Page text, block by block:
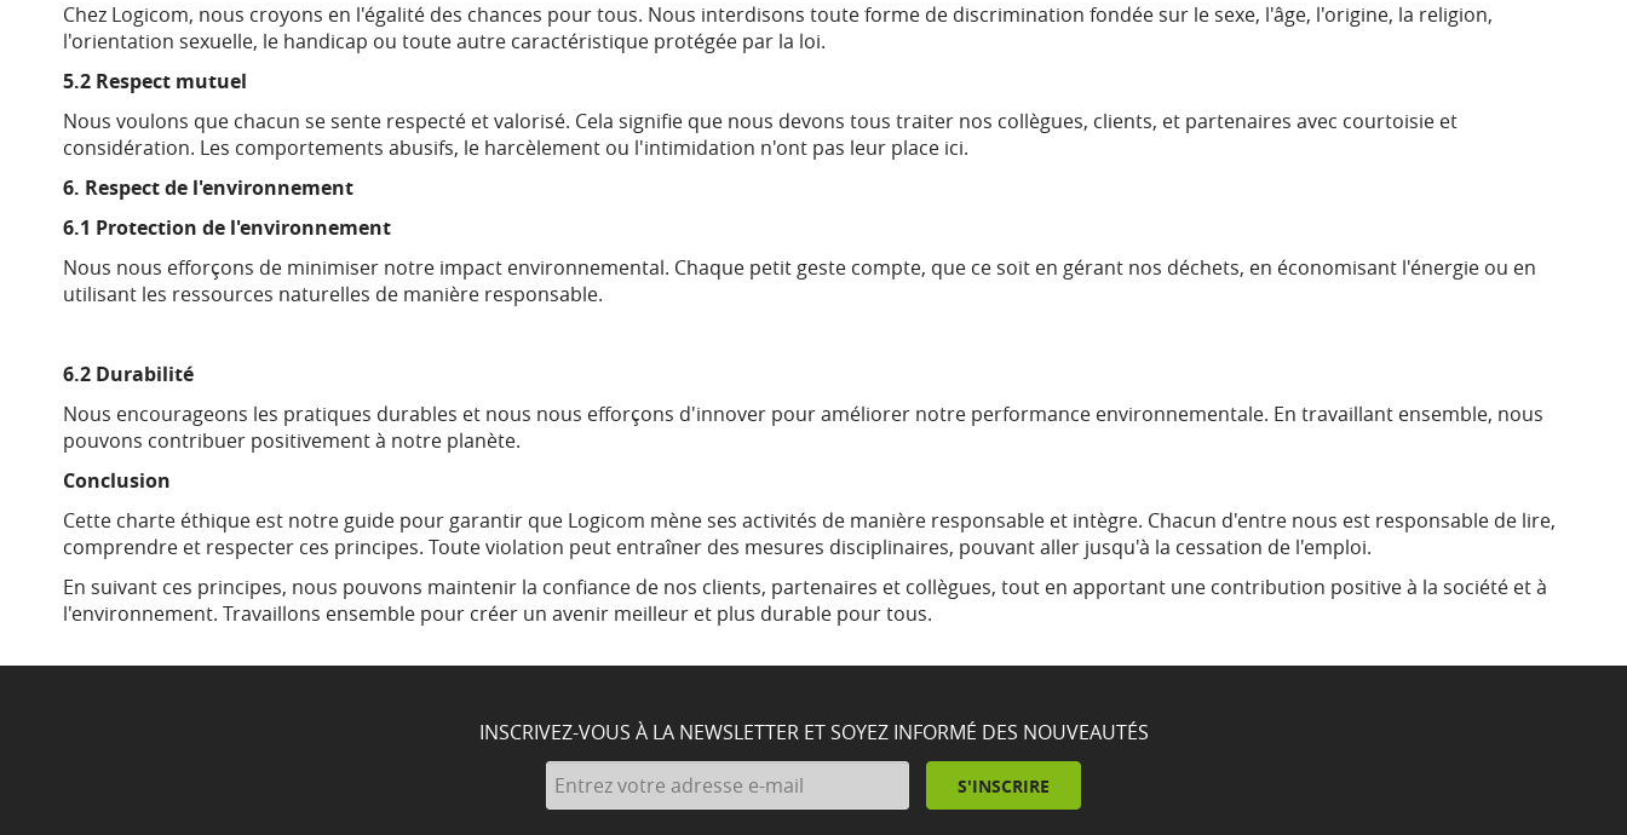
Chez Logicom, nous croyons en l'égalité des chances pour tous. Nous interdisons toute forme de discrimination fondée sur le sexe, l'âge, l'origine, la religion,
l'orientation sexuelle, le handicap ou toute autre caractéristique protégée par la loi.
5.2 Respect mutuel
Nous voulons que chacun se sente respecté et valorisé. Cela signifie que nous devons tous traiter nos collègues, clients, et partenaires avec courtoisie et
considération. Les comportements abusifs, le harcèlement ou l'intimidation n'ont pas leur place ici.
6. Respect de l'environnement
6.1 Protection de l'environnement
Nous nous efforçons de minimiser notre impact environnemental. Chaque petit geste compte, que ce soit en gérant nos déchets, en économisant l'énergie ou en
utilisant les ressources naturelles de manière responsable.
6.2 Durabilité
Nous encourageons les pratiques durables et nous nous efforçons d'innover pour améliorer notre performance environnementale. En travaillant ensemble, nous
pouvons contribuer positivement à notre planète.
Conclusion
Cette charte éthique est notre guide pour garantir que Logicom mène ses activités de manière responsable et intègre. Chacun d'entre nous est responsable de lire,
comprendre et respecter ces principes. Toute violation peut entraîner des mesures disciplinaires, pouvant aller jusqu'à la cessation de l'emploi.
En suivant ces principes, nous pouvons maintenir la confiance de nos clients, partenaires et collègues, tout en apportant une contribution positive à la société et à
l'environnement. Travaillons ensemble pour créer un avenir meilleur et plus durable pour tous.
INSCRIVEZ-VOUS À LA NEWSLETTER ET SOYEZ INFORMÉ DES NOUVEAUTÉS
S'INSCRIRE